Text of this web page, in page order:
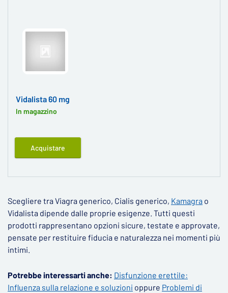
Vidalista 60 mg
In magazzino
Acquistare
Scegliere tra Viagra generico, Cialis generico, Kamagra o
Vidalista dipende dalle proprie esigenze. Tutti questi
prodotti rappresentano opzioni sicure, testate e approvate,
pensate per restituire fiducia e naturalezza nei momenti più
intimi.
Potrebbe interessarti anche: Disfunzione erettile:
Influenza sulla relazione e soluzioni oppure Problemi di